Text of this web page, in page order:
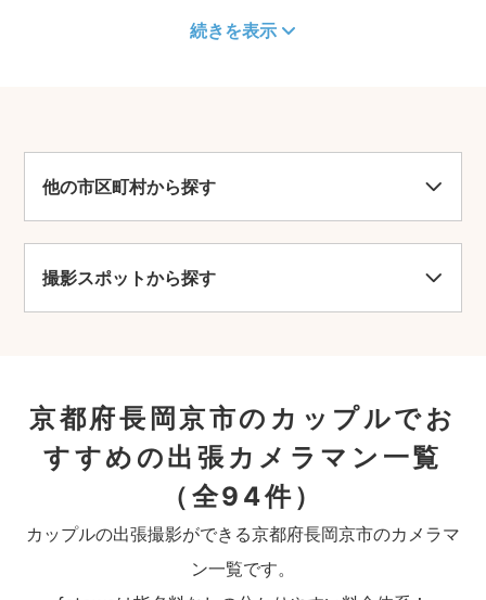
続きを表示
他の市区町村から探す
撮影スポットから探す
京都府長岡京市のカップルでお
すすめの出張カメラマン一覧
（全94件）
カップルの出張撮影ができる京都府長岡京市のカメラマ
ン一覧です。